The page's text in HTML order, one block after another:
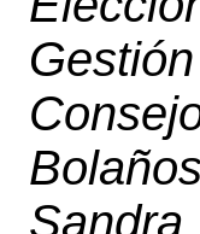
Bolaños